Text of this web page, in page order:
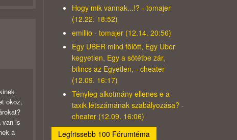
okoz,
van is
a
Hogy mik vannak...!? - tomajer
(12.22. 18:52)
emillio - tomajer (12.14. 20:56)
Egy UBER mind fölött, Egy Uber
kegyetlen, Egy a sötétbe zár,
bilincs az Egyetlen, - cheater
(12.09. 16:17)
Tényleg alkotmány ellenes e a
taxik létszámának szabályozása? -
cheater (12.09. 16:06)
Legfrissebb 100 Fórumtéma